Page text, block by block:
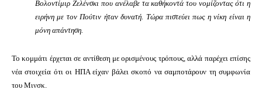
Βολοντίμιρ Ζελένσκι που ανέλαβε τα καθήκοντά του νομίζοντας ότι η
ειρήνη με τον Πούτιν ήταν δυνατή. Τώρα πιστεύει πως η νίκη είναι η
μόνη απάντηση.
Το κομμάτι έρχεται σε αντίθεση με ορισμένους τρόπους, αλλά παρέχει επίσης
νέα στοιχεία ότι οι ΗΠΑ είχαν βάλει σκοπό να σαμποτάρουν τη συμφωνία
του Μινσκ.